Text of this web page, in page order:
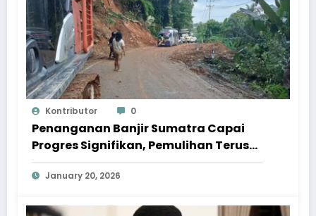
Kontributor 0
Penanganan Banjir Sumatra Capai
Progres Signifikan, Pemulihan Terus
Dipercepat
January 20, 2026